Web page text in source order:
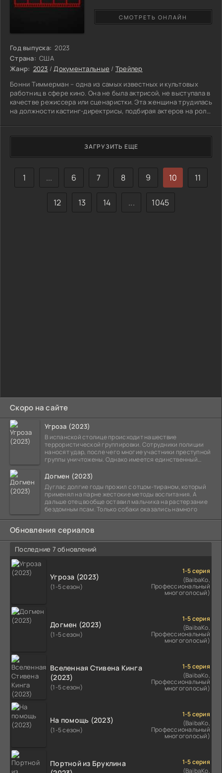
Скоро на сайте
Угроза (2023)
В испанской столице происходит нашествие
террористической группировки. Сотрудники полиции
наносят удар, после чего многие участники преступной
группы уничтожены. Однако имеется единственный
Догмен (2023)
Дуглас долгие годы прожил с отцом-тираном, который
применял на парне жестокие методы воспитания. А
дальше отец вообще оставил мальчика на растерзание
бездомным псам. Только собаки оказались намного
Обновления сериалов
Последние 7 обновлений
Угроза (2023)
(1-5 сезон)
1-5 серия
(BaibaKo,
Профессиональный
многоголосый)
Догмен (2023)
(1-5 сезон)
1-5 серия
(BaibaKo,
Профессиональный
многоголосый)
Вселенная Стивена Кинга
(2023)
(1-5 сезон)
1-5 серия
(BaibaKo,
Профессиональный
многоголосый)
На помощь (2023)
(1-5 сезон)
1-5 серия
(BaibaKo,
Профессиональный
многоголосый)
Портной из Бруклина
1-5 серия
(BaibaKo,
Год выпуска: 2023
Страна: США
Жанр: 2023 /Документальные / Трейлер
Бонни Тиммерман – одна из самых известных и культовых
работниц в сфере кино. Она не была актрисой, не выступала в
качестве режиссера или сценаристки. Эта женщина трудилась
на должности кастинг-директрисы, подбирая актеров на роли
желающих прославиться. Удивительно, но ей удалось дать
дорогу огромному количеству современных звезд первой
величины, известнейших по всему миру. Главная героиня
документального фильма умела разглядеть истинных талант
СМОТРЕТЬ ОНЛАЙН
ЗАГРУЗИТЬ ЕЩЕ
1 ... 6 7 8 9 10 11
12 13 14 ... 1045